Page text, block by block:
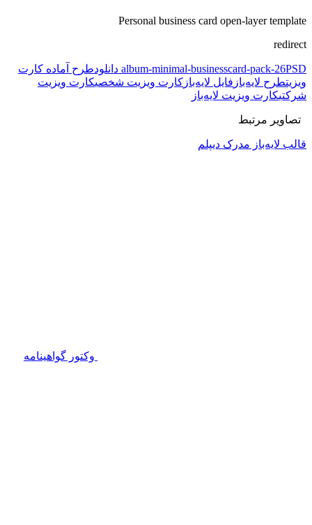
Personal business card open-layer template
redirect
album-minimal-businesscard-pack-26PSD دانلود
طرح آماده کارت
ویزیتطرح لایه‌باز فایل لایه‌باز کارت ویزیت شخصیکارت ویزیت
شرکتیکارت ویزیت لایه‌باز
تصاویر مرتبط
قالب لایه‌باز مدرک دیپلم
وکتور گواهینامه